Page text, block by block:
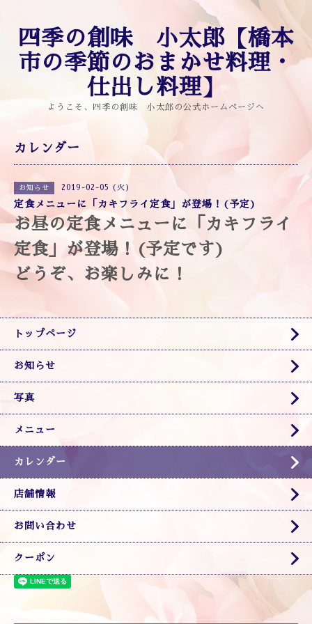
四季の創味 小太郎【橋本
市の季節のおまかせ料理・
仕出し料理】
ようこそ、四季の創味 小太郎の公式ホームページへ
カレンダー
お知らせ 2019-02-05 (火)
定食メニューに「カキフライ定食」が登場！(予定)
お昼の定食メニューに「カキフライ
定食」が登場！(予定です)
どうぞ、お楽しみに！
トップページ
お知らせ
写真
メニュー
カレンダー
店舗情報
お問い合わせ
クーポン